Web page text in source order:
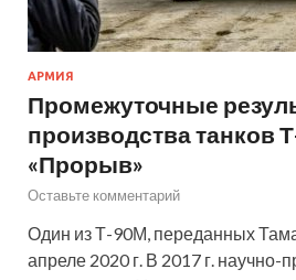
АРМИЯ
Промежуточные
производства танков
«Прорыв»
Оставьте комментарий
Один из Т-90М, переданных
апреле 2020 г. В 2017 г. научно-